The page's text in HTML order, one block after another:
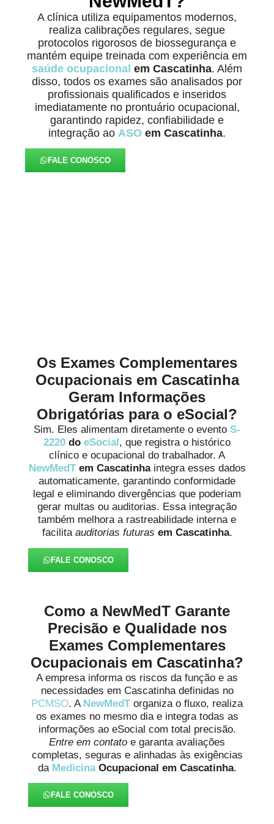
A clínica utiliza equipamentos modernos,
realiza calibrações regulares, segue
protocolos rigorosos de biossegurança e
mantém equipe treinada com experiência em
saúde ocupacional em Cascatinha. Além
disso, todos os exames são analisados por
profissionais qualificados e inseridos
imediatamente no prontuário ocupacional,
garantindo rapidez, confiabilidade e
integração ao ASO em Cascatinha.
FALE CONOSCO
Os Exames Complementares
Ocupacionais em Cascatinha
Geram Informações
Obrigatórias para o eSocial?
Sim. Eles alimentam diretamente o evento S-
2220 do eSocial , que registra o histórico
clínico e ocupacional do trabalhador. A
NewMedT em Cascatinhaintegra esses dados
automaticamente, garantindo conformidade
legal e eliminando divergências que poderiam
gerar multas ou auditorias. Essa integração
também melhora a rastreabilidade interna e
facilita auditorias futuras em Cascatinha.
FALE CONOSCO
Como a NewMedT Garante
Precisão e Qualidade nos
Exames Complementares
Ocupacionais em Cascatinha?
A empresa informa os riscos da função e as
necessidades em Cascatinha definidas no
PCMSO. A NewMedT organiza o fluxo, realiza
os exames no mesmo dia e integra todas as
informações ao eSocial com total precisão.
Entre em contato e garanta avaliações
completas, seguras e alinhadas às exigências
da MedicinaOcupacional em Cascatinha.
FALE CONOSCO